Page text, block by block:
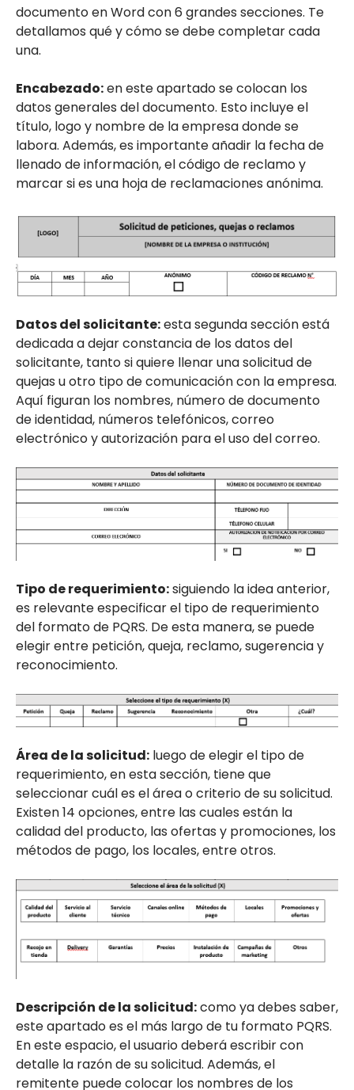
documento en Word con 6 grandes secciones. Te
detallamos qué y cómo se debe completar cada
una.
Encabezado:en este apartado se colocan los
datos generales del documento. Esto incluye el
título, logo y nombre de la empresa donde se
labora. Además, es importante añadir la fecha de
llenado de información, el código de reclamo y
marcar si es una hoja de reclamaciones anónima.
Datos del solicitante:esta segunda sección está
dedicada a dejar constancia de los datos del
solicitante, tanto si quiere llenar una solicitud de
quejas u otro tipo de comunicación con la empresa.
Aquí figuran los nombres, número de documento
de identidad, números telefónicos, correo
electrónico y autorización para el uso del correo.
Tipo de requerimiento:siguiendo la idea anterior,
es relevante especificar el tipo de requerimiento
del formato de PQRS. De esta manera, se puede
elegir entre petición, queja, reclamo, sugerencia y
reconocimiento.
Área de la solicitud: luego de elegir el tipo de
requerimiento, en esta sección, tiene que
seleccionar cuál es el área o criterio de su solicitud.
Existen 14 opciones, entre las cuales están la
calidad del producto, las ofertas y promociones, los
métodos de pago, los locales, entre otros.
Descripción de la solicitud:como ya debes saber,
este apartado es el más largo de tu formato PQRS.
En este espacio, el usuario deberá escribir con
detalle la razón de su solicitud. Además, el
remitente puede colocar los nombres de los